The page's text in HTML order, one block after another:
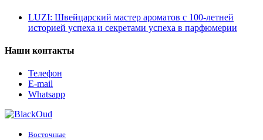
LUZI: Швейцарский мастер ароматов с 100-летней
историей успеха и секретами успеха в парфюмерии
Наши контакты
Телефон
E-mail
Whatsapp
Восточные